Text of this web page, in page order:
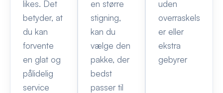
likes. Det
betyder, at
du kan
forvente
en glat og
pålidelig
service
en større
stigning,
kan du
vælge den
pakke, der
bedst
passer til
uden
overraskels
er eller
ekstra
gebyrer